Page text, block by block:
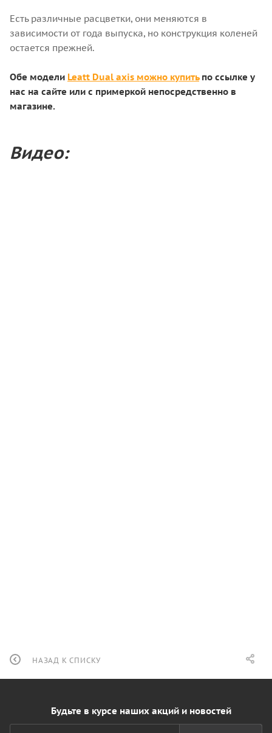
Есть различные расцветки, они меняются в
зависимости от года выпуска, но конструкция коленей
остается прежней.
Обе модели Leatt Dual axis можно купитьпо ссылке у
нас на сайте или с примеркой непосредственно в
магазине.
Видео:
НАЗАД К СПИСКУ
Будьте в курсе наших акций и новостей